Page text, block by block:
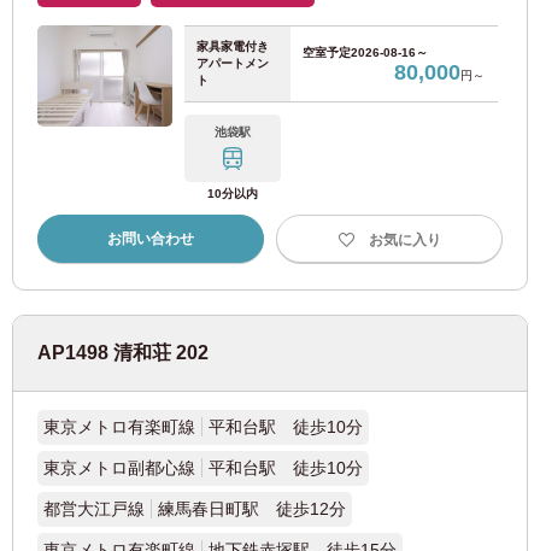
家具家電付き
アパートメン
ト
空室予定2026-08-16～
80,000円～
池袋駅
10分以内
お問い合わせ お気に入り
AP1498 清和荘 202
東京メトロ有楽町線 平和台駅 徒歩10分
東京メトロ副都心線 平和台駅 徒歩10分
都営大江戸線 練馬春日町駅 徒歩12分
近鉄大阪線 (4)
近鉄奈良線
阪急宝塚本線 (4)
愛知